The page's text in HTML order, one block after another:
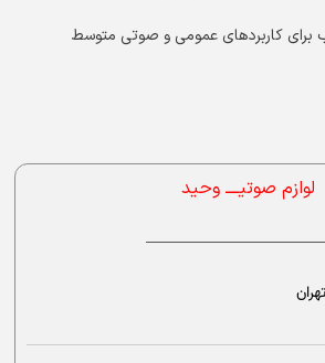
برای کاربردهای عمومی و صوتی متوسط
لوازم صوتیــــ وحید